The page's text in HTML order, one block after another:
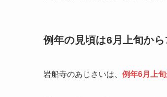
例年の見頃は6月上旬から
岩船寺のあじさいは、 例年6月上